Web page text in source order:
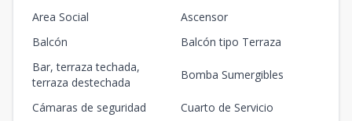
Area Social
Ascensor
Balcón
Balcón tipo Terraza
Bar, terraza techada,
terraza destechada
Bomba Sumergibles
Cámaras de seguridad
Cuarto de Servicio